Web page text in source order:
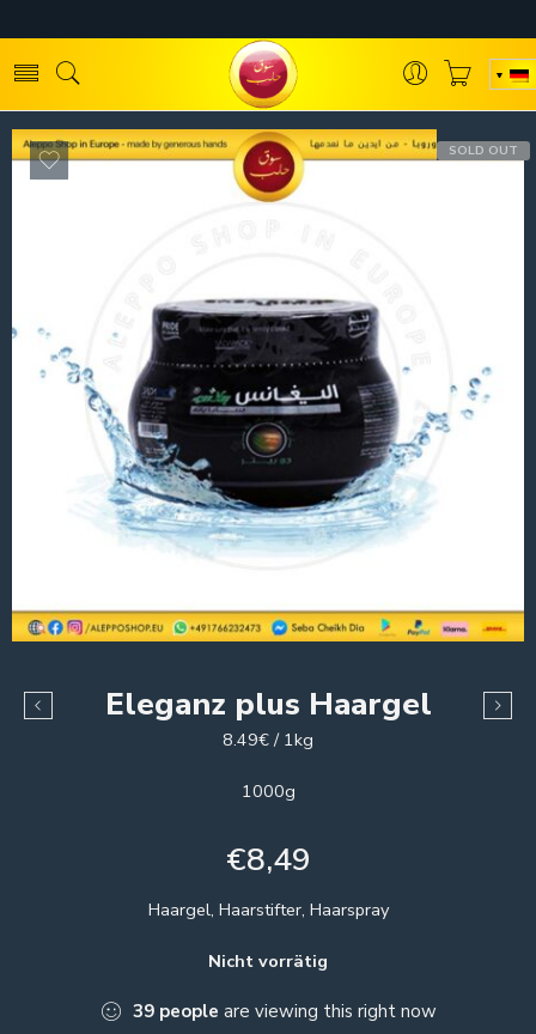
SOLD OUT
Eleganz plus Haargel
8.49€ / 1kg
1000g
€8,49
Haargel, Haarstifter, Haarspray
Nicht vorrätig
39 people are viewing this right now